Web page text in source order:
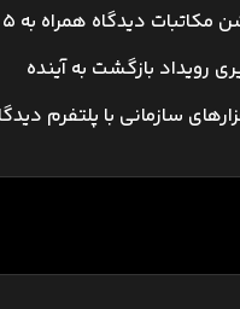
دیدگاه همراه به 5 سازمان مشتری دیدگاه
رویداد بازگشت به آینده
سازمانی با پلتفرم